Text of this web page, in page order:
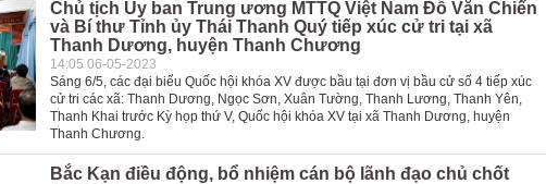
Chủ tịch Ủy ban Trung ương MTTQ Việt Nam Đỗ Văn Chiến
và Bí thư Tỉnh ủy Thái Thanh Quý tiếp xúc cử tri tại xã
Thanh Dương, huyện Thanh Chương
14:05 06-05-2023
Sáng 6/5, các đại biểu Quốc hội khóa XV được bầu tại đơn vị bầu cử số 4 tiếp xúc
cử tri các xã: Thanh Dương, Ngọc Sơn, Xuân Tường, Thanh Lương, Thanh Yên,
Thanh Khai trước Kỳ họp thứ V, Quốc hội khóa XV tại xã Thanh Dương, huyện
Thanh Chương.
Bắc Kạn điều động, bổ nhiệm cán bộ lãnh đạo chủ chốt